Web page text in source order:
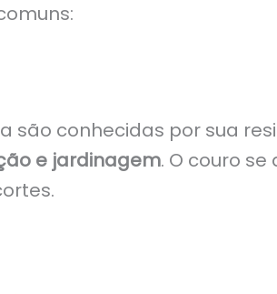
conhecidas por sua
e jardinagem. O couro